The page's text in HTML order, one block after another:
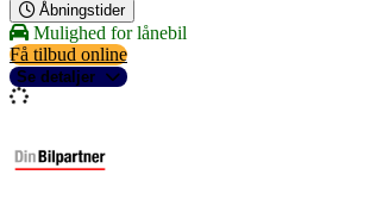
Åbningstider
Mulighed for lånebil
Få tilbud online
Se detaljer